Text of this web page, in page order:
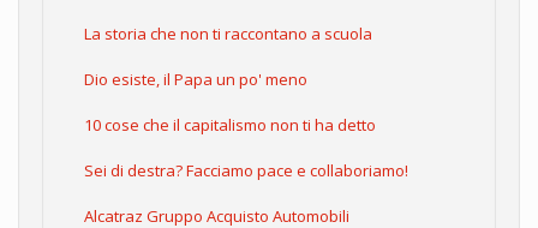
La storia che non ti raccontano a scuola
Dio esiste, il Papa un po' meno
10 cose che il capitalismo non ti ha detto
Sei di destra? Facciamo pace e collaboriamo!
Alcatraz Gruppo Acquisto Automobili